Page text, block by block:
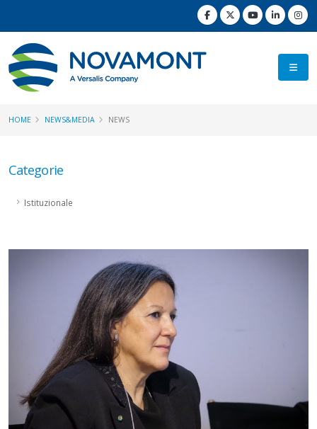
HOME NEWS&MEDIA NEWS
Categorie
Istituzionale